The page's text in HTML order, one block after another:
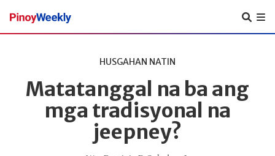
Pinoy
Weekly
HUSGAHAN NATIN
Matatanggal na ba ang
mga tradisyonal na
jeepney?